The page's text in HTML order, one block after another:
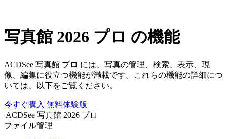
写真館 2026 プロ の機能
ACDSee 写真館 プロ には、写真の管理、検索、表示、現
像、編集に役立つ機能が満載です。これらの機能の詳細につ
いては、以下をご覧ください。
今すぐ購入 無料体験版
ACDSee 写真館 2026 プロ
ファイル管理